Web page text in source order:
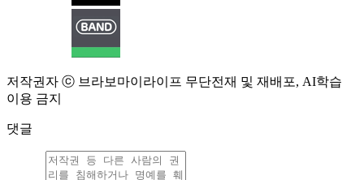
저작권자 ⓒ 브라보마이라이프 무단전재 및 재배포, AI학습
이용 금지
댓글